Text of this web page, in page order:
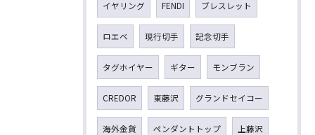
イヤリング FENDI ブレスレット
ロエベ 現行切手 記念切手
タグホイヤー ギター モンブラン
CREDOR 東藤沢 グランドセイコー
海外金貨 ペンダントトップ 上藤沢